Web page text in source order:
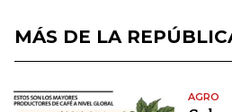
MÁS DE LA
AGRO